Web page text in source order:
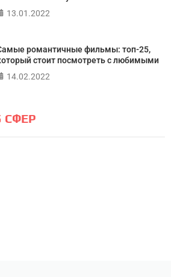
13.01.2022
романтичные фильмы: топ-25,
стоит посмотреть с любимыми
14.02.2022
СФЕР